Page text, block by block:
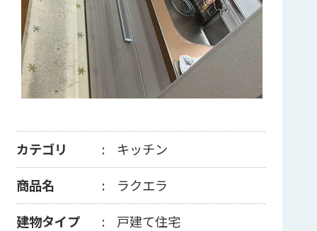
カテゴリ
キッチン
商品名
ラクエラ
建物タイプ
戸建て住宅